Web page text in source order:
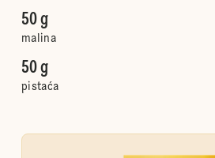
50 g
malina
50 g
pistaća